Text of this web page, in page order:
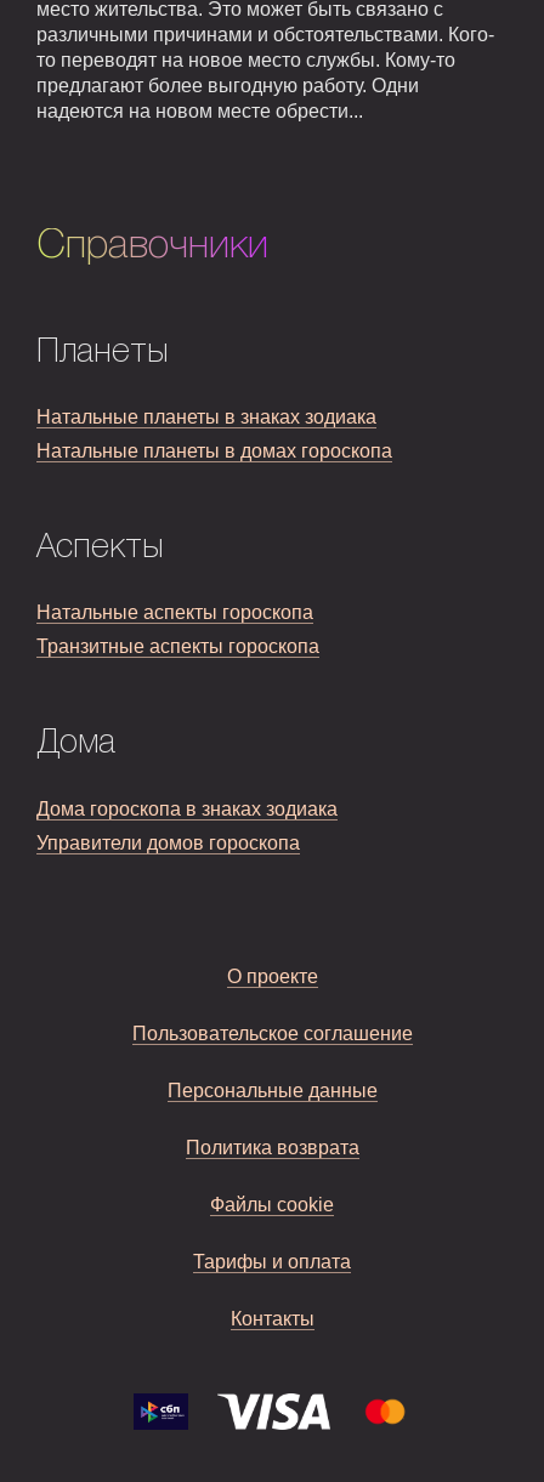
место жительства. Это может быть связано с
различными причинами и обстоятельствами. Кого-
то переводят на новое место службы. Кому-то
предлагают более выгодную работу. Одни
надеются на новом месте обрести...
Справочники
Планеты
Натальные планеты в знаках зодиака
Натальные планеты в домах гороскопа
Аспекты
Натальные аспекты гороскопа
Транзитные аспекты гороскопа
Дома
Дома гороскопа в знаках зодиака
Управители домов гороскопа
О проекте
Пользовательское соглашение
Персональные данные
Политика возврата
Файлы cookie
Тарифы и оплата
Контакты